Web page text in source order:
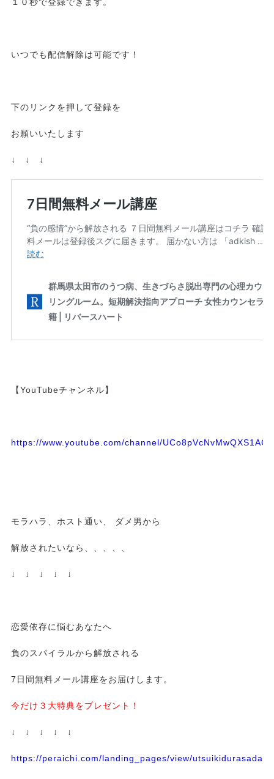
いつでも配信解除は可能です！
下のリンクを押して登録を
お願いいたします
↓ ↓ ↓
【YouTubeチャンネル】
https://www.youtube.com/channel/
モラハラ、ホスト通い、 ダメ男から
解放されたいなら、、、、、
↓ ↓ ↓ ↓ ↓
恋愛依存に悩むあなたへ
負のスパイラルから解放される
7日間無料メール講座をお届けします。
今だけ３大特典をプレゼント！
↓ ↓ ↓ ↓ ↓
https://peraichi.com/landing_pages/view/